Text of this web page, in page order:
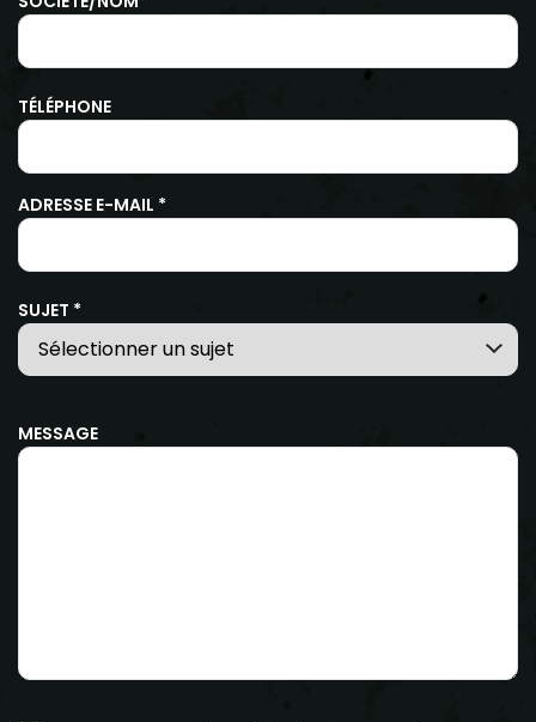
TÉLÉPHONE
ADRESSE E-MAIL *
SUJET *
MESSAGE